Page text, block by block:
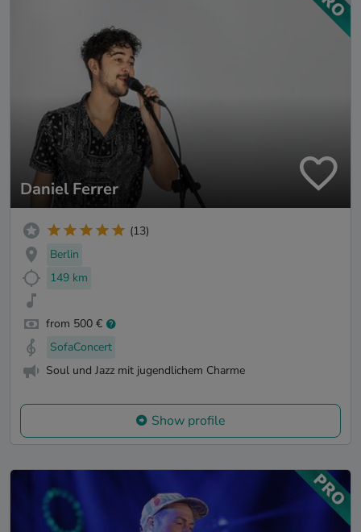
Daniel Ferrer
(13)
Berlin
149 km
from 500 €
SofaConcert
Soul und Jazz mit jugendlichem Charme
Show profile